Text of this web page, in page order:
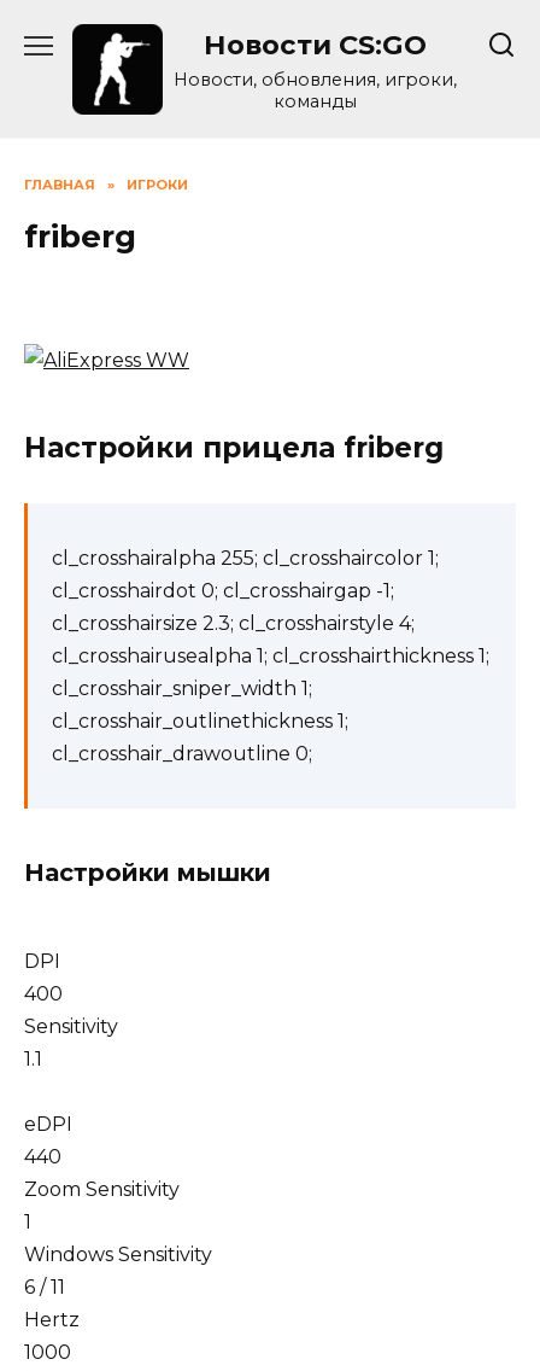
Новости CS:GO
Новости, обновления, игроки,
команды
ГЛАВНАЯ » ИГРОКИ
friberg
Настройки прицела friberg
cl_crosshairalpha 255; cl_crosshaircolor 1;
cl_crosshairdot 0; cl_crosshairgap -1;
cl_crosshairsize 2.3; cl_crosshairstyle 4;
cl_crosshairusealpha 1; cl_crosshairthickness 1;
cl_crosshair_sniper_width 1;
cl_crosshair_outlinethickness 1;
cl_crosshair_drawoutline 0;
Настройки мышки
DPI
400
Sensitivity
1.1
eDPI
440
Zoom Sensitivity
1
Windows Sensitivity
6 / 11
Hertz
1000